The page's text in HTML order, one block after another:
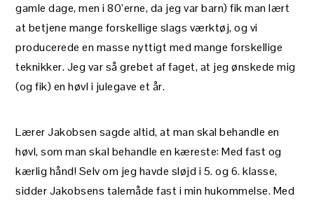
gamle dage, men i 80’erne, da jeg var barn) fik man lært
at betjene mange forskellige slags værktøj, og vi
producerede en masse nyttigt med mange forskellige
teknikker. Jeg var så grebet af faget, at jeg ønskede mig
(og fik) en høvl i julegave et år.
Lærer Jakobsen sagde altid, at man skal behandle en
høvl, som man skal behandle en kæreste: Med fast og
kærlig hånd! Selv om jeg havde sløjd i 5. og 6. klasse,
sidder Jakobsens talemåde fast i min hukommelse. Med